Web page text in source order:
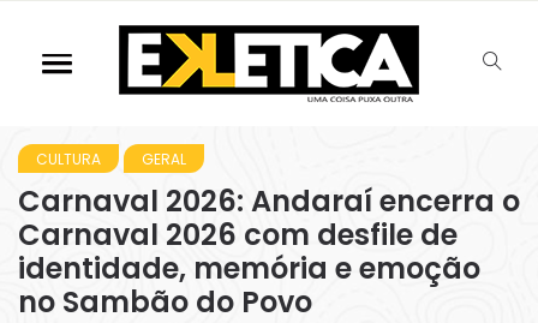
CULTURA GERAL
Carnaval 2026: Andaraí encerra o
Carnaval 2026 com desfile de
identidade, memória e emoção
no Sambão do Povo